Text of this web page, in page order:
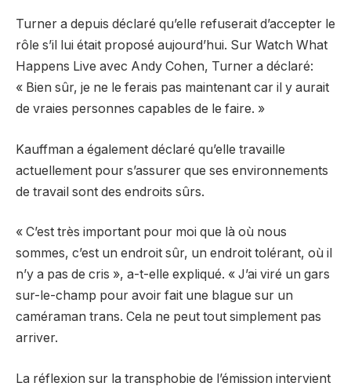
Turner a depuis déclaré qu’elle refuserait d’accepter le
rôle s’il lui était proposé aujourd’hui. Sur Watch What
Happens Live avec Andy Cohen, Turner a déclaré:
« Bien sûr, je ne le ferais pas maintenant car il y aurait
de vraies personnes capables de le faire. »
Kauffman a également déclaré qu’elle travaille
actuellement pour s’assurer que ses environnements
de travail sont des endroits sûrs.
« C’est très important pour moi que là où nous
sommes, c’est un endroit sûr, un endroit tolérant, où il
n’y a pas de cris », a-t-elle expliqué. « J’ai viré un gars
sur-le-champ pour avoir fait une blague sur un
caméraman trans. Cela ne peut tout simplement pas
arriver.
La réflexion sur la transphobie de l’émission intervient